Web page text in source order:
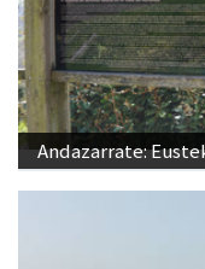
Andazarrate: